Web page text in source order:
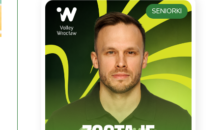
SENIORKI